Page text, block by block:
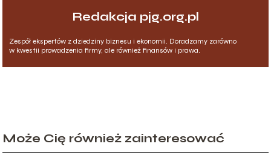
Redakcja pjg.org.pl
Zespół ekspertów z dziedziny biznesu i ekonomii. Doradzamy zarówno
w kwestii prowadzenia firmy, ale również finansów i prawa.
Może Cię również zainteresować